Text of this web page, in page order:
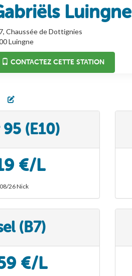
Luingne
Chaussée de Dottignies
Luingne
CONTACTEZ CETTE STATION
(E10)
€/L
26 Nick
(B7)
€/L